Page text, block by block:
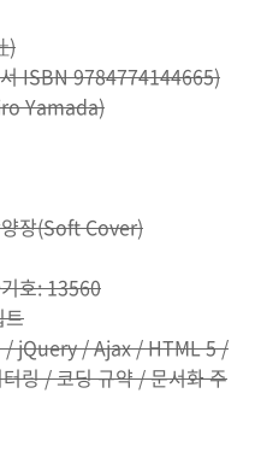
)
ISBN 9784774144665)
Yamada)
장(Soft Cover)
호: 13560
트
jQuery / Ajax / HTML 5 /
링 / 코딩 규약 / 문서화 주